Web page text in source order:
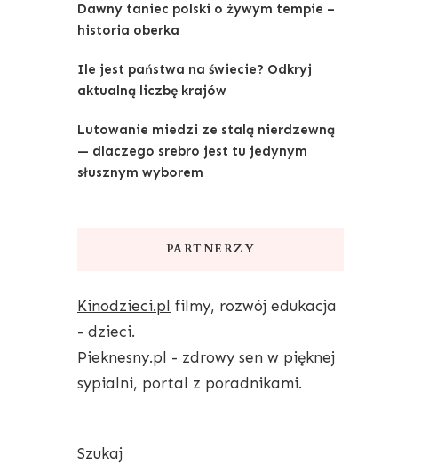
Dawny taniec polski o żywym tempie –
historia oberka
Ile jest państwa na świecie? Odkryj
aktualną liczbę krajów
Lutowanie miedzi ze stalą nierdzewną
— dlaczego srebro jest tu jedynym
słusznym wyborem
PARTNERZY
Kinodzieci.pl filmy, rozwój edukacja
- dzieci.
Pieknesny.pl - zdrowy sen w pięknej
sypialni, portal z poradnikami.
Szukaj